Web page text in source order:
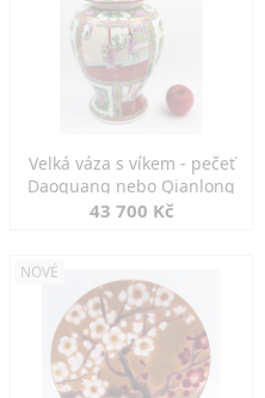
Velká váza s víkem - pečeť
Daoguang nebo Qianlong
43 700 Kč
NOVÉ